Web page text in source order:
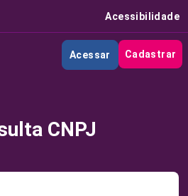
Acessibilidade
Acessar Cadastrar
CNPJ